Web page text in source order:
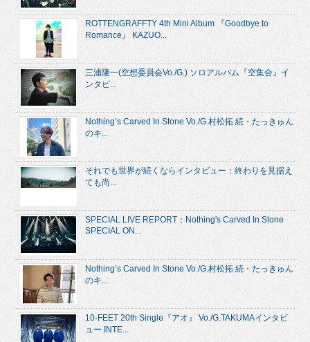
ROTTENGRAFFTY 4th Mini Album 『Goodbye to
Romance』 KAZUO...
三浦隆一(空想委員会Vo./G.) ソロアルバム『空集合』イ
ンタビ...
Nothing’s Carved In Stone Vo./G.村松拓 続・たっきゅん
のキ...
それでも世界が続くならインタビュー：終わりを見据え
ても尚...
SPECIAL LIVE REPORT：Nothing's Carved In Stone
SPECIAL ON...
Nothing’s Carved In Stone Vo./G.村松拓 続・たっきゅん
のキ...
10-FEET 20th Single『アオ』 Vo./G.TAKUMAインタビ
ュー INTE...